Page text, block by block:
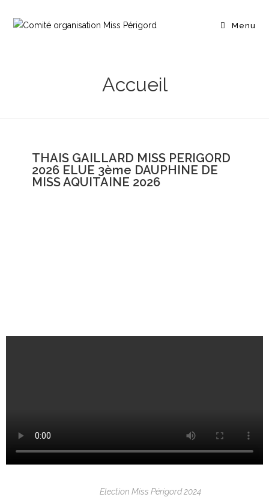
Menu
Accueil
THAIS GAILLARD MISS PERIGORD
2026 ELUE 3ème DAUPHINE DE
MISS AQUITAINE 2026
Election Miss Périgord 2024